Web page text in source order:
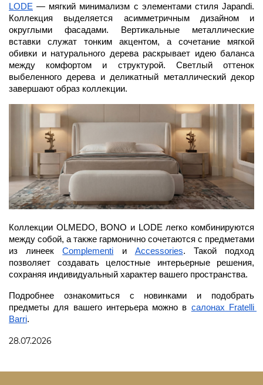
LODE — мягкий минимализм с элементами стиля Japandi.
Коллекция выделяется асимметричным дизайном и
округлыми фасадами. Вертикальные металлические
вставки служат тонким акцентом, а сочетание мягкой
обивки и натурального дерева раскрывает идею баланса
между комфортом и структурой. Светлый оттенок
выбеленного дерева и деликатный металлический декор
завершают образ коллекции.
Коллекции OLMEDO, BONO и LODE легко комбинируются
между собой, а также гармонично сочетаются с предметами
из линеек Complementi и Accessories. Такой подход
позволяет создавать целостные интерьерные решения,
сохраняя индивидуальный характер вашего пространства.
Подробнее ознакомиться с новинками и подобрать
предметы для вашего интерьера можно в салонах Fratelli
Barri.
28.07.2026